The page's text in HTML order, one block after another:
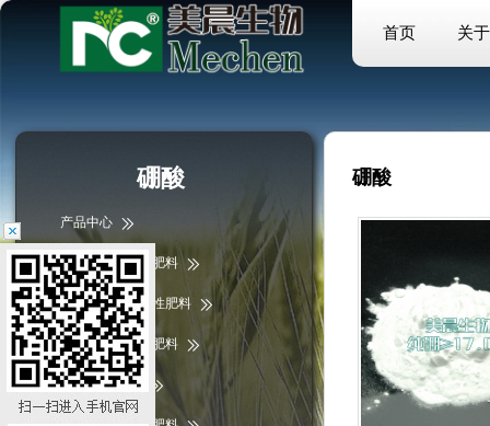
首页 关
硼酸
产品中心
大量元素水溶性肥料
中微量元素水溶性肥料
微量元素水溶性肥料
掺混肥/复合肥
硼酸